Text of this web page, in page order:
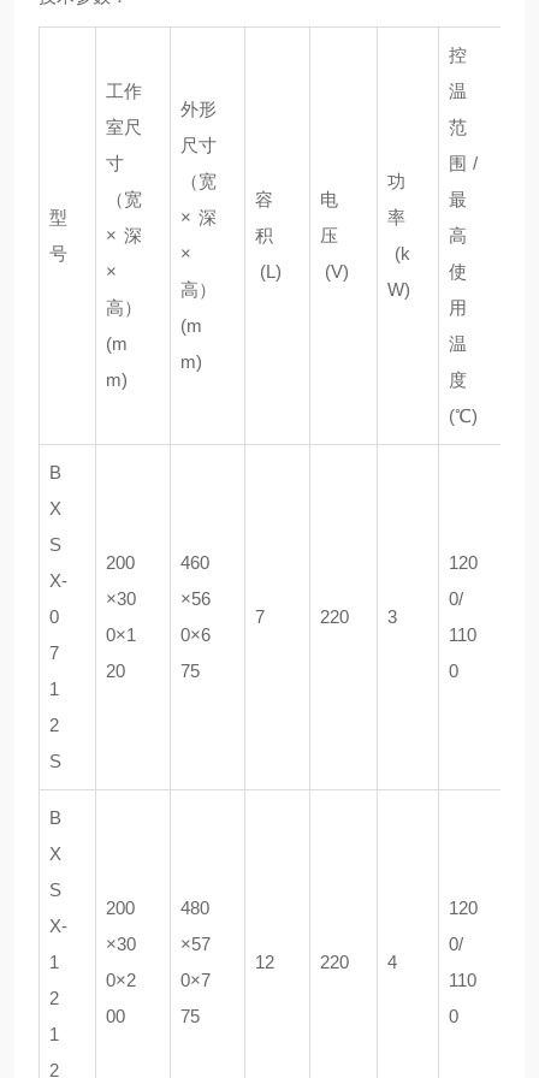
型
号
工作
室尺
寸
（宽
×深
×
高）
(m
m)
外形
尺寸
（宽
×深
×
高）
(m
m)
容
积
(L)
电
压
(V)
功
率
(k
W)
控
温
范
围 /
最
高
使
用
温
度
(℃)
B
X
S
X-
0
7
1
2
S
200
×30
0×1
20
460
×56
0×6
75
7 220 3
120
0/
110
0
B
X
S
X-
1
2
1
2
200
×30
0×2
00
480
×57
0×7
75
12 220 4
120
0/
110
0